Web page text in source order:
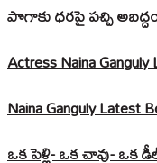
పొగాకు ధరపై పచ్చి
Naina Ganguly Latest
ఒక పెళ్లి- ఒక చావు- ఒక